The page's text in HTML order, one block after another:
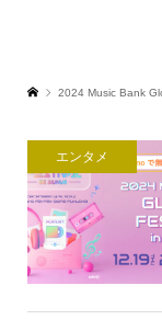
2024 Music Bank
エンタメ